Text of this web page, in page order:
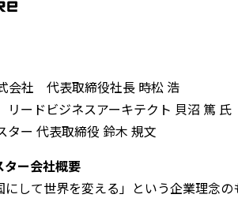
会社 代表取締役社長 時松 浩
ードビジネスアーキテクト 貝沼 篤 氏
ー 代表取締役 鈴木 規文
ー会社概要
にして世界を変える」という企業理念